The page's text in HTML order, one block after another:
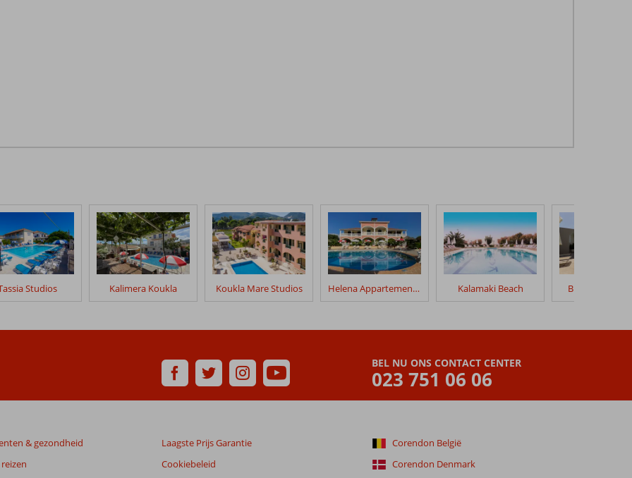
Studios Kalimera Koukla Koukla Mare Studios Helena Appartementen Kalamaki Beach Bravo
BEL NU ONS CONTACT CENTER
023 751 06 06
& gezondheid
Laagste Prijs Garantie
Cookiebeleid
Corendon België
Corendon Denmark